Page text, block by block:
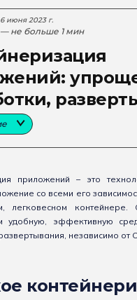
июня 2023 г.
— не больше 1 мин
приложений – это
со всеми его
легковесном контейнере.
удобную, эффективную
независимо от